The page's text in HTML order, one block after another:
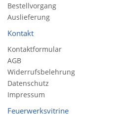
Bestellvorgang
Auslieferung
Kontakt
Kontaktformular
AGB
Widerrufsbelehrung
Datenschutz
Impressum
Feuerwerksvitrine